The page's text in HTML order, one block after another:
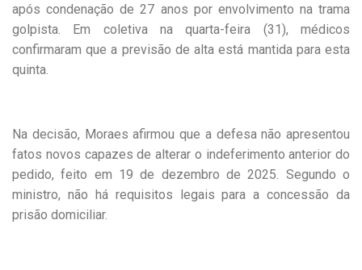
após condenação de 27 anos por envolvimento na trama
golpista. Em coletiva na quarta-feira (31), médicos
confirmaram que a previsão de alta está mantida para esta
quinta.
Na decisão, Moraes afirmou que a defesa não apresentou
fatos novos capazes de alterar o indeferimento anterior do
pedido, feito em 19 de dezembro de 2025. Segundo o
ministro, não há requisitos legais para a concessão da
prisão domiciliar.